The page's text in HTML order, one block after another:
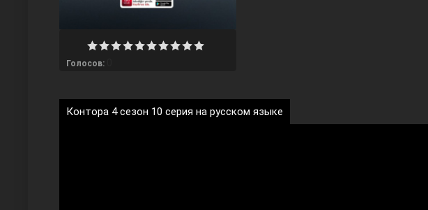
Голосов:
Контора 4 сезон 10 серия на русском языке